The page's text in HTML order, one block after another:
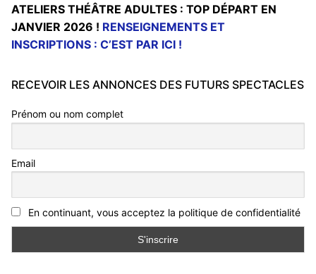
ATELIERS THÉÂTRE ADULTES : TOP DÉPART EN
JANVIER 2026 ! RENSEIGNEMENTS ET
INSCRIPTIONS : C’EST PAR ICI !
RECEVOIR LES ANNONCES DES FUTURS SPECTACLES
Prénom ou nom complet
Email
En continuant, vous acceptez la politique de confidentialité